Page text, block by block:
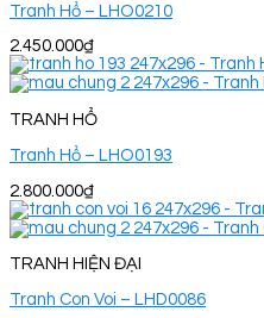
Tranh Hổ – LHO0210
2.450.000₫
TRANH HỔ
Tranh Hổ – LHO0193
2.800.000₫
TRANH HIỆN ĐẠI
Tranh Con Voi – LHD0086